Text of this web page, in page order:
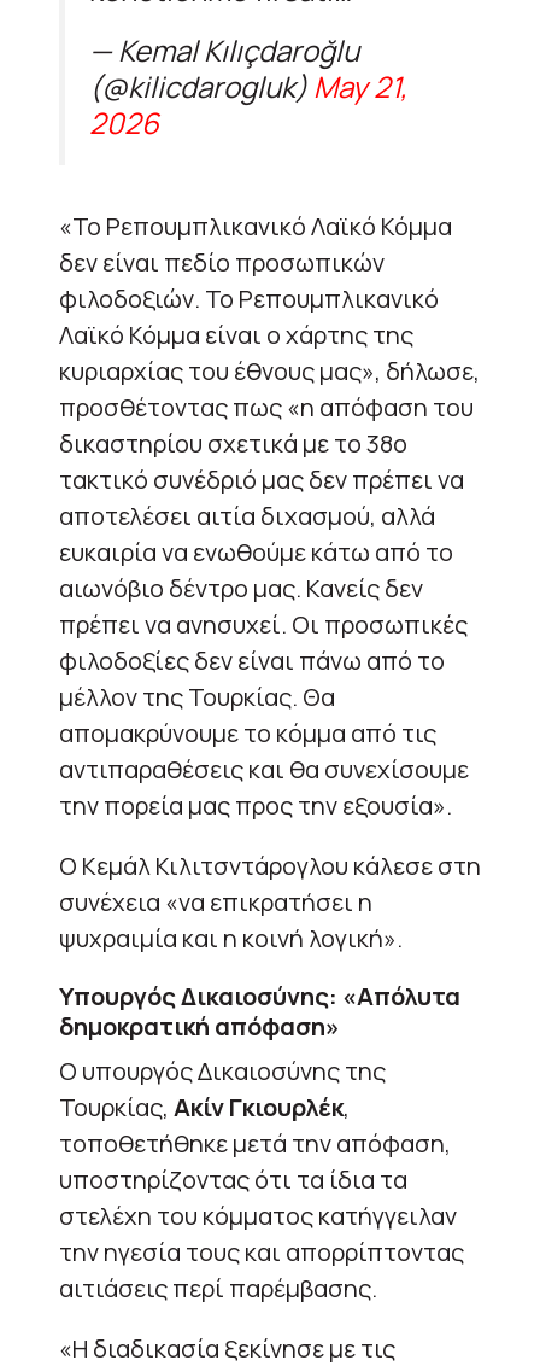
— Kemal Kılıçdaroğlu
(@kilicdarogluk)May 21,
2026
«Το Ρεπουμπλικανικό Λαϊκό Κόμμα
δεν είναι πεδίο προσωπικών
φιλοδοξιών. Το Ρεπουμπλικανικό
Λαϊκό Κόμμα είναι ο χάρτης της
κυριαρχίας του έθνους μας», δήλωσε,
προσθέτοντας πως «η απόφαση του
δικαστηρίου σχετικά με το 38ο
τακτικό συνέδριό μας δεν πρέπει να
αποτελέσει αιτία διχασμού, αλλά
ευκαιρία να ενωθούμε κάτω από το
αιωνόβιο δέντρο μας. Κανείς δεν
πρέπει να ανησυχεί. Οι προσωπικές
φιλοδοξίες δεν είναι πάνω από το
μέλλον της Τουρκίας. Θα
απομακρύνουμε το κόμμα από τις
αντιπαραθέσεις και θα συνεχίσουμε
την πορεία μας προς την εξουσία».
Ο Κεμάλ Κιλιτσντάρογλου κάλεσε στη
συνέχεια «να επικρατήσει η
ψυχραιμία και η κοινή λογική».
Υπουργός Δικαιοσύνης: «Απόλυτα
δημοκρατική απόφαση»
Ο υπουργός Δικαιοσύνης της
Τουρκίας, Ακίν Γκιουρλέκ,
τοποθετήθηκε μετά την απόφαση,
υποστηρίζοντας ότι τα ίδια τα
στελέχη του κόμματος κατήγγειλαν
την ηγεσία τους και απορρίπτοντας
αιτιάσεις περί παρέμβασης.
«Η διαδικασία ξεκίνησε με τις